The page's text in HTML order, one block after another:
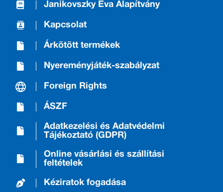
Janikovszky Éva Alapítvány
Kapcsolat
Árkötött termékek
Nyereményjáték-szabályzat
Foreign Rights
ÁSZF
Adatkezelési és Adatvédelmi
Tájékoztató (GDPR)
Online vásárlási és szállítási
feltételek
Kéziratok fogadása